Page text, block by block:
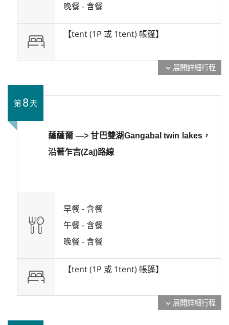
晚餐 -含餐
【tent (1P 或 1tent) 帳篷】
expand_more 展開詳細行程
第8天
薩薩爾 —> 甘巴雙湖Gangabal twin lakes，
沿著乍吉(Zaj)路線
早餐 -含餐
午餐 -含餐
晚餐 -含餐
【tent (1P 或 1tent) 帳篷】
expand_more 展開詳細行程